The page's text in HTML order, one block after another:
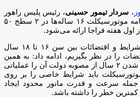
، سردار تیمور حسینی، رئیس پلیس راهور
فراجا گفت: صدور گواهی‌نامه موتورسیکلت ۱۶ ساله‌ها در ۲ سطح ۵۰
وی ضمن اشاره به اینکه شرایط و اقتضائات بین سن ۱۶ تا ۱۸ سال
را در نظر بگیریم، ادامه داد: به همین
دلیل بود که با وجود سپری شدن ۲ سال از مصوبه دولت آن را عملیاتی
باید شرایط خاصی را بر روی
جمله سرعت و قدرت مانور محدود ایجاد
کمترین خطر را داشته باشد.